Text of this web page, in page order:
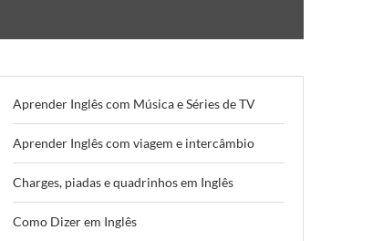
Aprender Inglês com Música e Séries de TV
Aprender Inglês com viagem e intercâmbio
Charges, piadas e quadrinhos em Inglês
Como Dizer em Inglês